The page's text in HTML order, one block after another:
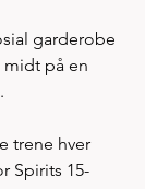
garderobe
på en
trene hver
Spirits 15-